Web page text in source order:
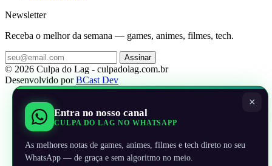
Newsletter
Receba o melhor da semana — games, animes, filmes, tech.
Assinar
© 2026 Culpa do Lag - culpadolag.com.br
Desenvolvido porBCast Dev
×
Entra no nosso canal
CULPA DO LAG NO WHATSAPP
As melhores notas de games, animes, filmes e tech direto no seu
WhatsApp — de graça e sem algoritmo no meio.